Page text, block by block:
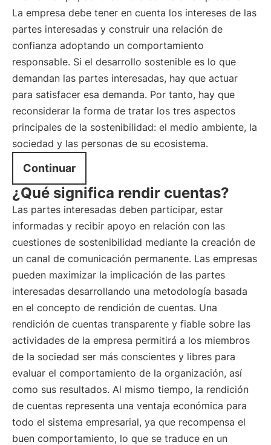
La empresa debe tener en cuenta los intereses de las
partes interesadas y construir una relación de
confianza adoptando un comportamiento
responsable. Si el desarrollo sostenible es lo que
demandan las partes interesadas, hay que actuar
para satisfacer esa demanda. Por tanto, hay que
reconsiderar la forma de tratar los tres aspectos
principales de la sostenibilidad: el medio ambiente, la
sociedad y las personas de su ecosistema.
Continuar
¿Qué significa rendir cuentas?
Las partes interesadas deben participar, estar
informadas y recibir apoyo en relación con las
cuestiones de sostenibilidad mediante la creación de
un canal de comunicación permanente. Las empresas
pueden maximizar la implicación de las partes
interesadas desarrollando una metodología basada
en el concepto de rendición de cuentas. Una
rendición de cuentas transparente y fiable sobre las
actividades de la empresa permitirá a los miembros
de la sociedad ser más conscientes y libres para
evaluar el comportamiento de la organización, así
como sus resultados. Al mismo tiempo, la rendición
de cuentas representa una ventaja económica para
todo el sistema empresarial, ya que recompensa el
buen comportamiento, lo que se traduce en un